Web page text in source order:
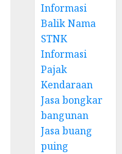
Informasi
Balik Nama
STNK
Informasi
Pajak
Kendaraan
Jasa bongkar
bangunan
Jasa buang
puing